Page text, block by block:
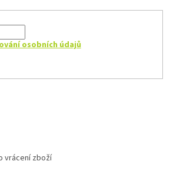
osobních údajů
vrácení zboží